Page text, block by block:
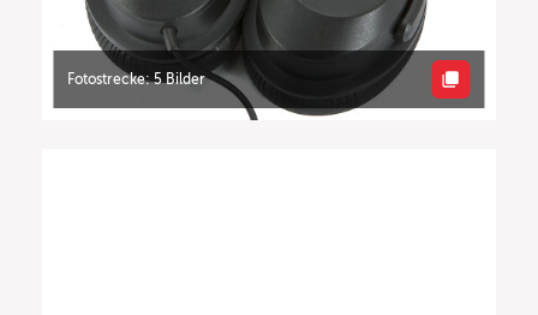
Fotostrecke: 5 Bilder